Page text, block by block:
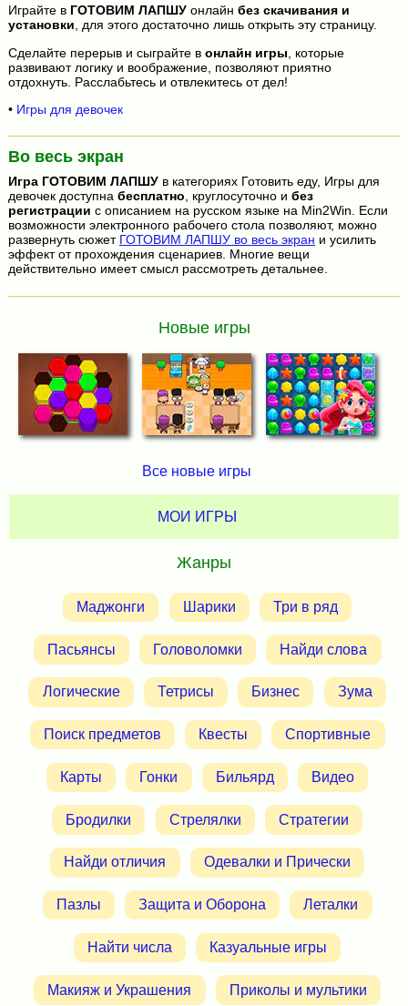
Играйте в ГОТОВИМ ЛАПШУонлайн без скачивания и
установки, для этого достаточно лишь открыть эту страницу.
Сделайте перерыв и сыграйте в онлайн игры , которые
развивают логику и воображение, позволяют приятно
отдохнуть. Расслабьтесь и отвлекитесь от дел!
• Игры для девочек
Во весь экран
Игра ГОТОВИМ ЛАПШУв категориях Готовить еду, Игры для
девочек доступна бесплатно, круглосуточно и без
регистрации с описанием на русском языке на Min2Win. Если
возможности электронного рабочего стола позволяют, можно
развернуть сюжет ГОТОВИМ ЛАПШУ во весь экран и усилить
эффект от прохождения сценариев. Многие вещи
действительно имеет смысл рассмотреть детальнее.
Новые игры
Все новые игры
МОИ ИГРЫ
Жанры
Маджонги Шарики Три в ряд
Пасьянсы Головоломки Найди слова
Логические Тетрисы Бизнес Зума
Поиск предметов Квесты Спортивные
Карты Гонки Бильярд Видео
Бродилки Стрелялки Стратегии
Найди отличия Одевалки и Прически
Пазлы Защита и Оборона Леталки
Найти числа Казуальные игры
Макияж и Украшения Приколы и мультики